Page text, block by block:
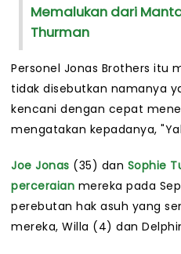
Memalukan dari
Thurman
Personel Jonas Brothers itu
tidak disebutkan namanya
kencani dengan cepat
mengatakan kepadanya,
Joe Jonas (35) dan Sophie
perceraian mereka pada
perebutan hak asuh yang
mereka, Willa (4) dan